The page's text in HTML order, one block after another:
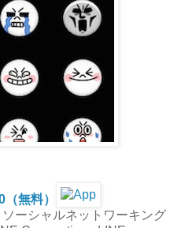
無料）
ソーシャルネットワーキング